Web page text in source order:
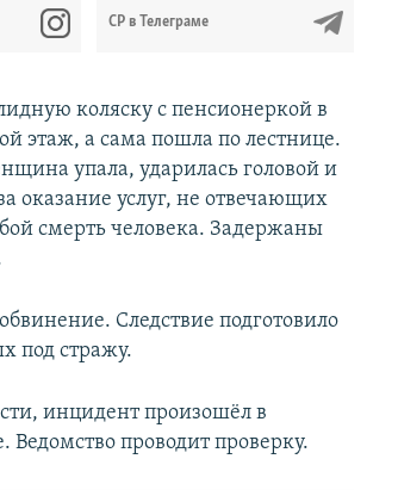
СР в Телеграме
коляску с пенсионеркой в
этаж, а сама пошла по лестнице.
упала, ударилась головой и
оказание услуг, не отвечающих
смерть человека. Задержаны
Следствие подготовило
под стражу.
инцидент произошёл в
Ведомство проводит проверку.